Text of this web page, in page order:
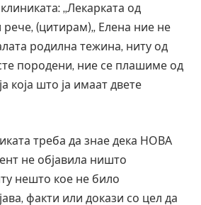
„Лекарката од
рече, (цитирам)„ Елена ние не
родилна тежина, ниту од
породени, ние се плашиме од
која што ја имаат двете
треба да знае дека НОВА
не објавила ништо
нешто кое не било
факти или докази со цел да